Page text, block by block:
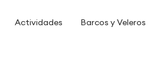
Actividades Barcos y Veleros